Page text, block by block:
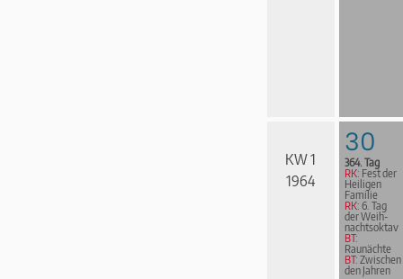
KW 1
1964
30
364. Tag
RK: Fest der
Heiligen
Familie
RK: 6. Tag
der Weih­
nachts­ok­tav
BT:
Raunächte
BT: Zwischen
den Jahren